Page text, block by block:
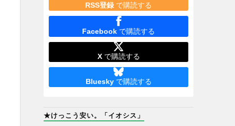
RSS登録 で購読する
Facebook で購読する
Xで購読する
Blueskyで購読する
★けっこう安い。「イオシス」